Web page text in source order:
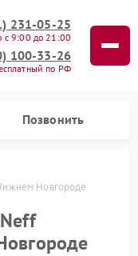
231-05-25
с 9:00 до 21:00
100-33-26
по РФ
Позвонить
Новгороде